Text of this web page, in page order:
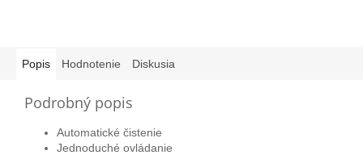
Popis Hodnotenie Diskusia
Podrobný popis
Automatické čistenie
Jednoduché ovládanie